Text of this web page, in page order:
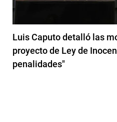
Luis Caputo detalló las
proyecto de Ley de
penalidades"